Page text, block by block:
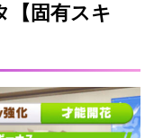
【固有スキ